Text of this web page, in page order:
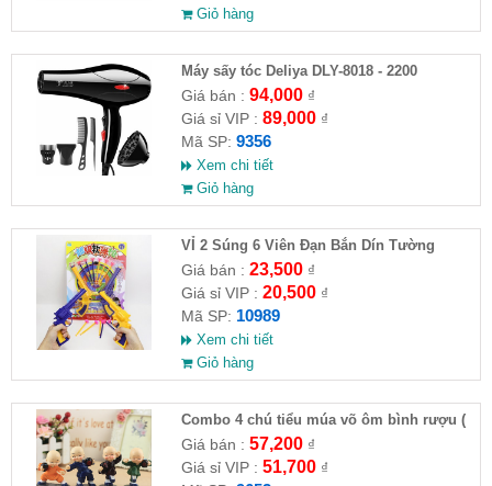
Giỏ hàng
Máy sấy tóc Deliya DLY-8018 - 2200
Giá bán : 94,000₫
Giá sỉ VIP : 89,000₫
Mã SP: 9356
Xem chi tiết
Giỏ hàng
VỈ 2 Súng 6 Viên Đạn Bắn Dín Tường
Giá bán : 23,500₫
Giá sỉ VIP : 20,500₫
Mã SP: 10989
Xem chi tiết
Giỏ hàng
Combo 4 chú tiểu múa võ ôm bình rượu (
HĐ )
Giá bán : 57,200₫
Giá sỉ VIP : 51,700₫